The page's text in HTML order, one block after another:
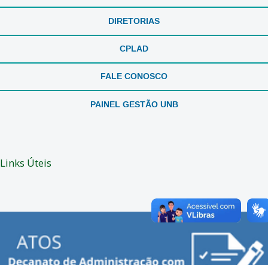
DIRETORIAS
CPLAD
FALE CONOSCO
PAINEL GESTÃO UNB
Links Úteis